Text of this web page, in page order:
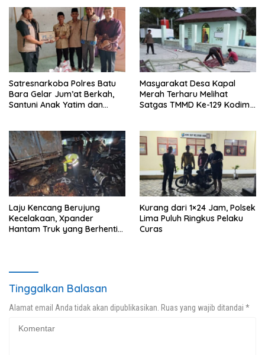
0208/Asahan
Satresnarkoba Polres Batu
Bara Gelar Jum’at Berkah,
Santuni Anak Yatim dan
Masyarakat Desa Kapal
Merah Terharu Melihat
Satgas TMMD Ke-129 Kodim
Mushollah Al Maghribi
Laju Kencang Berujung
Kecelakaan, Xpander
Hantam Truk yang Berhenti
Kurang dari 1×24 Jam, Polsek
Lima Puluh Ringkus Pelaku
Curas
Tinggalkan Balasan
Alamat email Anda tidak akan dipublikasikan. Ruas yang wajib ditandai *